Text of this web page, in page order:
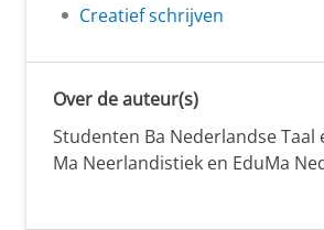
Creatief schrijven
Over de auteur(s)
Studenten Ba Nederlandse Taal
Ma Neerlandistiek en EduMa